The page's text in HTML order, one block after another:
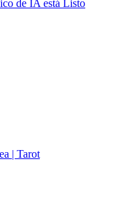
de IA está Listo
| Tarot